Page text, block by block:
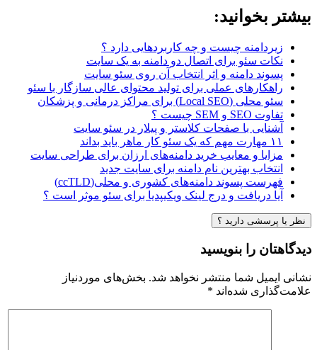
بیشتر بخوانید:
زیردامنه چیست و چه کاربردهایی دارد ؟
نکات سئو برای اتصال دو دامنه به یک سایت
پسوند دامنه و اثر انتخاب آن روی سئو سایت
راهکارهای عملی برای تولید محتوای عالی سازگار با سئو
سئو محلی (Local SEO) برای مراکز درمانی و پزشکان
تفاوت SEO و SEM چیست ؟
آشنایی با صفحات کلاستر و پیلار در سئو سایت
۱۱ مهارت مهم که یک سئو کار ماهر باید بداند
مزایا و معایب خرید دامنه‌های ارزان برای طراحی سایت
انتخاب بهترین نام دامنه برای سایت جدید
فهرست پسوند دامنه‌های کشوری و محلی(ccTLD)
آیا دریافت و درج لینک ویکیپدیا برای سئو موثر است ؟
نظر یا پرسشی دارید ؟
دیدگاهتان را بنویسید
نشانی ایمیل شما منتشر نخواهد شد. بخش‌های موردنیاز
علامت‌گذاری شده‌اند *